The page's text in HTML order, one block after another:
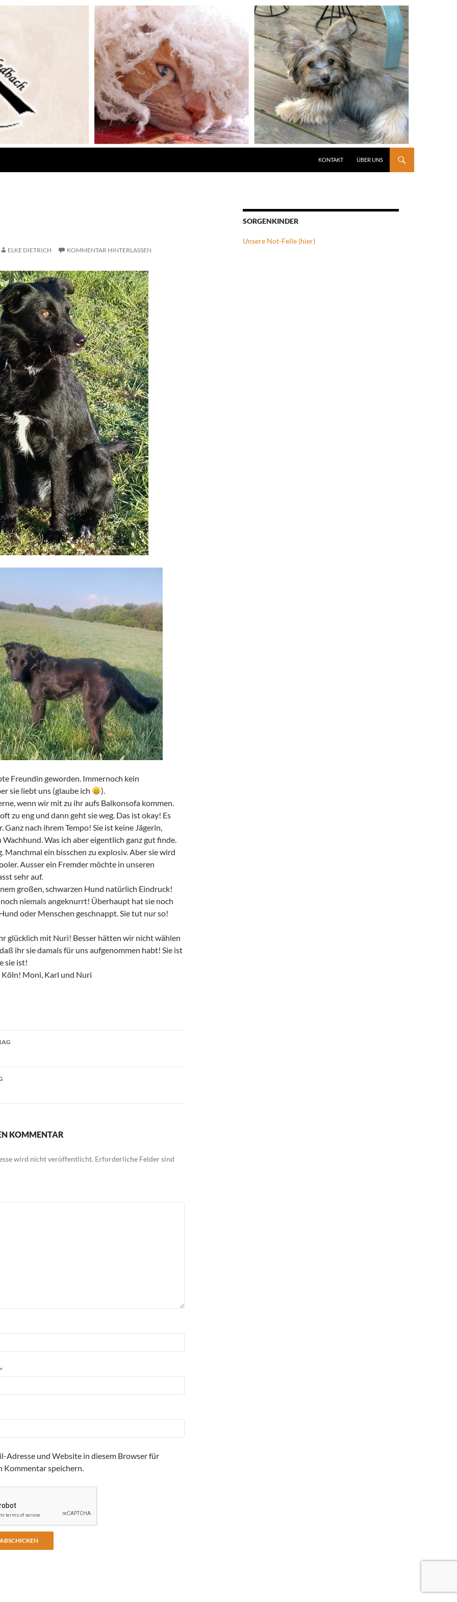
KONTAKT ÜBER UNS
ELKE DIETRICH KOMMENTAR HINTERLASSEN
Freundin geworden. Immernoch kein
sie liebt uns (glaube ich
).
wenn wir mit zu ihr aufs Balkonsofa kommen.
zu eng und dann geht sie weg. Das ist okay! Es
Ganz nach ihrem Tempo! Sie ist keine Jägerin,
Was ich aber eigentlich ganz gut finde.
Manchmal ein bisschen zu explosiv. Aber sie wird
Ausser ein Fremder möchte in unseren
sehr auf.
großen, schwarzen Hund natürlich Eindruck!
niemals angeknurrt! Überhaupt hat sie noch
oder Menschen geschnappt. Sie tut nur so!
glücklich mit Nuri! Besser hätten wir nicht wählen
ihr sie damals für uns aufgenommen habt! Sie ist
sie ist!
Köln! Moni, Karl und Nuri
KOMMENTAR
wird nicht veröffentlicht. Erforderliche Felder sind
*
Adresse und Website in diesem Browser für
Kommentar speichern.
SORGENKINDER
Unsere Not-Felle (hier)